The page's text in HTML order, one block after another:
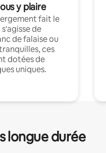
y plaire
fait le
de
de falaise ou
ces
dotées de
uniques.
longue durée